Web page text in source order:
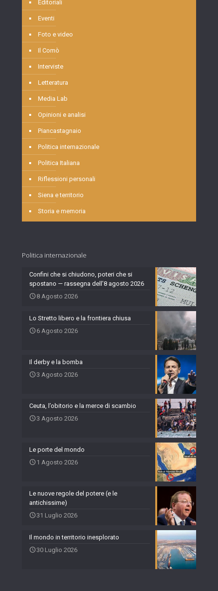
Editoriali
Eventi
Foto e video
Il Comò
Interviste
Letteratura
Media Lab
Opinioni e analisi
Piancastagnaio
Politica internazionale
Politica Italiana
Riflessioni personali
Siena e territorio
Storia e memoria
Politica internazionale
Confini che si chiudono, poteri che si
spostano — rassegna dell’8 agosto 2026
8 Agosto 2026
Lo Stretto libero e la frontiera chiusa
6 Agosto 2026
Il derby e la bomba
3 Agosto 2026
Ceuta, l’obitorio e la merce di scambio
3 Agosto 2026
Le porte del mondo
1 Agosto 2026
Le nuove regole del potere (e le
antichissime)
31 Luglio 2026
Il mondo in territorio inesplorato
30 Luglio 2026